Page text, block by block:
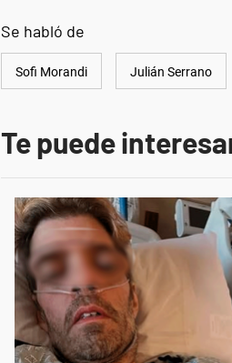
Se habló de
Sofi Morandi Julián Serrano
Te puede